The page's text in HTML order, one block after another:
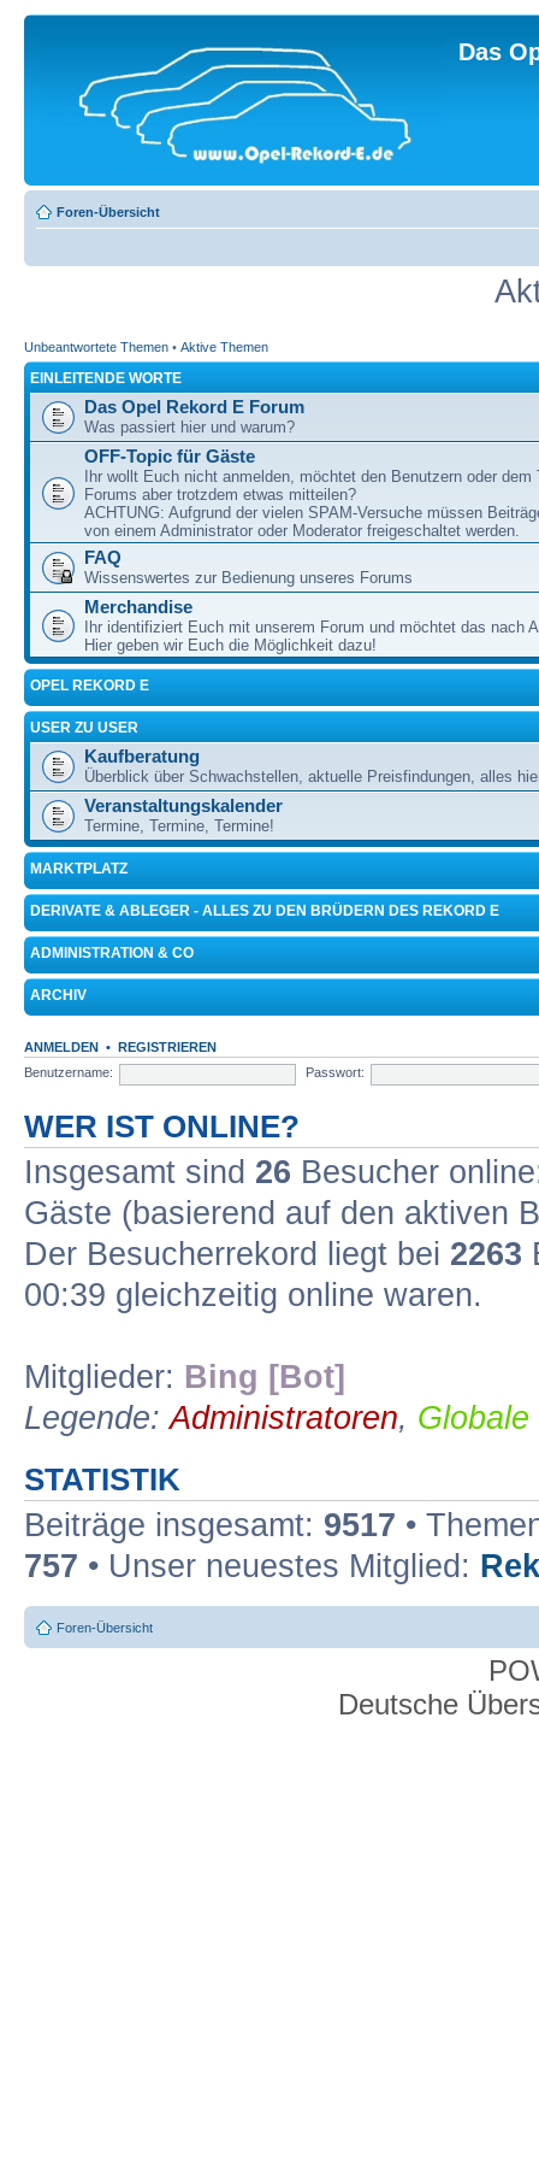
Das
Foren-Übersicht
Unbeantwortete Themen • Aktive Themen
EINLEITENDE WORTE
Das Opel Rekord E Forum
Was passiert hier und warum?
OFF-Topic für Gäste
Ihr wollt Euch nicht anmelden, möchtet den Benutzern oder dem
Forums aber trotzdem etwas mitteilen?
ACHTUNG: Aufgrund der vielen SPAM-Versuche müssen
von einem Administrator oder Moderator freigeschaltet werden.
FAQ
Wissenswertes zur Bedienung unseres Forums
Merchandise
Ihr identifiziert Euch mit unserem Forum und möchtet das nach
Hier geben wir Euch die Möglichkeit dazu!
OPEL REKORD E
USER ZU USER
Kaufberatung
Überblick über Schwachstellen, aktuelle Preisfindungen, alles
Veranstaltungskalender
Termine, Termine, Termine!
MARKTPLATZ
DERIVATE & ABLEGER - ALLES ZU DEN BRÜDERN DES REKORD E
ADMINISTRATION & CO
ARCHIV
ANMELDEN • REGISTRIEREN
Benutzername:
Passwort:
WER IST ONLINE?
Insgesamt sind 26 Besucher
Gäste (basierend auf den aktiven
Der Besucherrekord liegt bei 2263
00:39 gleichzeitig online waren.
Mitglieder: Bing [Bot]
Legende:Administratoren,
STATISTIK
Beiträge insgesamt: 9517 •
757 • Unser neuestes Mitglied:
Foren-Übersicht
Deutsche